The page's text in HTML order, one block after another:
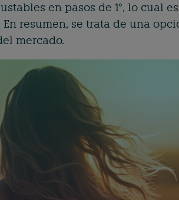
en pasos de 1°, lo cual
resumen, se trata de una
mercado.